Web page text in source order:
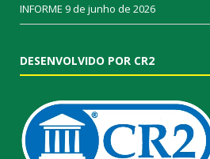
INFORME 9 de junho de 2026
DESENVOLVIDO POR CR2